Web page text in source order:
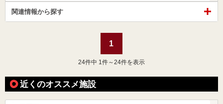
関連情報から探す
1
24件中 1件～24件を表示
近くのオススメ施設